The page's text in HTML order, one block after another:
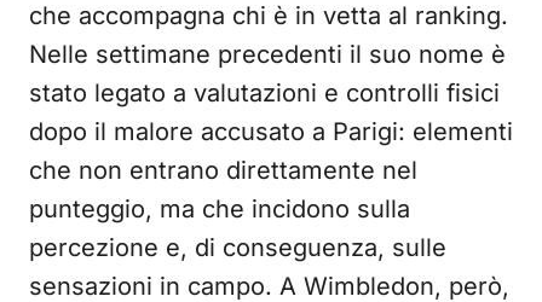
che accompagna chi è in vetta al ranking.
Nelle settimane precedenti il suo nome è
stato legato a valutazioni e controlli fisici
dopo il malore accusato a Parigi: elementi
che non entrano direttamente nel
punteggio, ma che incidono sulla
percezione e, di conseguenza, sulle
sensazioni in campo. A Wimbledon, però,